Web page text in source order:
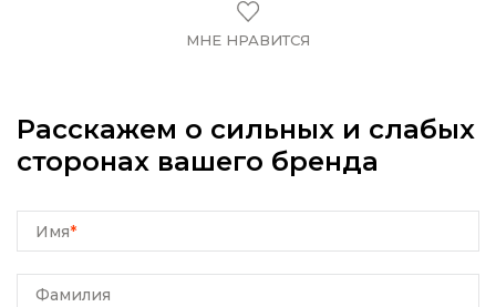
МНЕ НРАВИТСЯ
Расскажем о сильных и слабых
сторонах вашего бренда
Имя*
Фамилия